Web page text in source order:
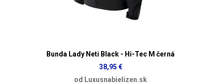
Bunda Lady Neti Black - Hi-Tec M černá
38,95 €
od Luxusnabielizen.sk